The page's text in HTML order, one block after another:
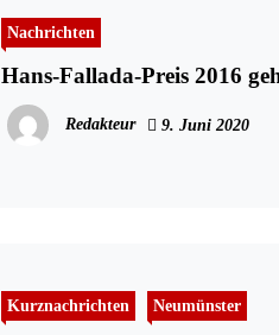
Nachrichten
Hans-Fallada-Preis 2016
Redakteur 9. Juni 2020
Kurznachrichten Neumünster